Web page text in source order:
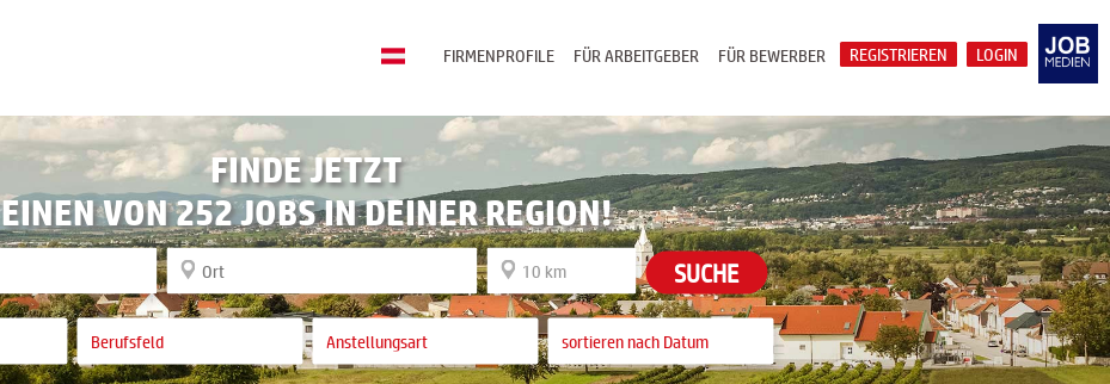
LOGIN
REGISTRIEREN
FÜR BEWERBER
FÜR ARBEITGEBER
FIRMENPROFILE
FINDE JETZT
EINEN VON 252 JOBS IN DEINER REGION!
SUCHE